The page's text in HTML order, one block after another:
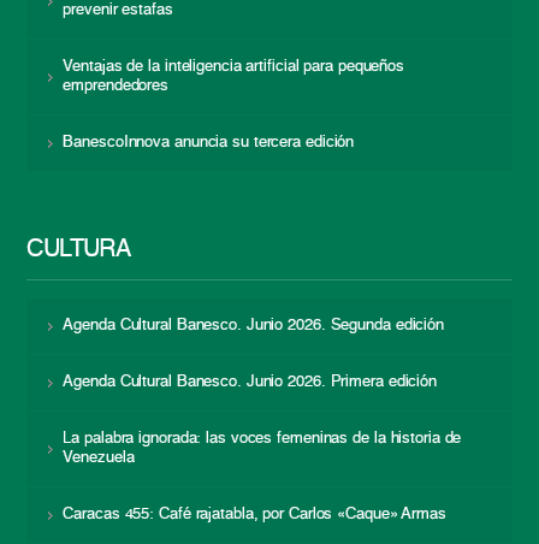
prevenir estafas
Ventajas de la inteligencia artificial para pequeños
emprendedores
BanescoInnova anuncia su tercera edición
CULTURA
Agenda Cultural Banesco. Junio 2026. Segunda edición
Agenda Cultural Banesco. Junio 2026. Primera edición
La palabra ignorada: las voces femeninas de la historia de
Venezuela
Caracas 455: Café rajatabla, por Carlos «Caque» Armas